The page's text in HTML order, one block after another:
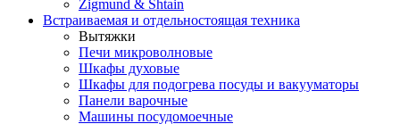
Zigmund & Shtain
Встраиваемая и отдельностоящая техника
Вытяжки
Печи микроволновые
Шкафы духовые
Шкафы для подогрева посуды и вакууматоры
Панели варочные
Машины посудомоечные